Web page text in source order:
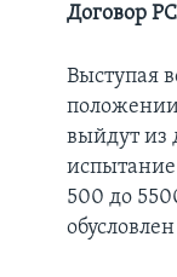
Договор
Выступая
выйдут из
500 до